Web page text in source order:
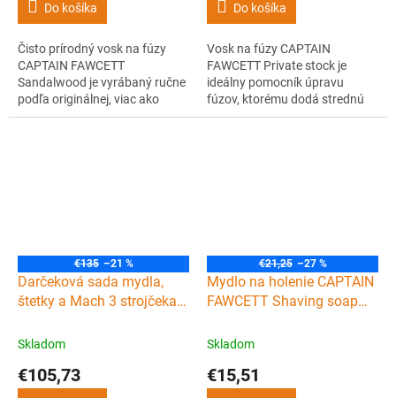
Do košíka
Čisto prírodný vosk na fúzy
CAPTAIN FAWCETT
Sandalwood je vyrábaný ručne
podľa originálnej, viac ako
storočnej receptúry. Poteší vás
Do košíka
Vosk na fúzy CAPTAIN
FAWCETT Private stock je
ideálny pomocník úpravu
fúzov, ktorému dodá strednú
fixáciu a očarujúcu vôňu po
€135 –21 %
Darčeková sada mydla,
štetky a Mach 3 strojčeka
FAWCETT Scapicchio
Skladom
€105,73
€21,25 –27 %
Mydlo na holenie CAPTAIN
FAWCETT Shaving soap
Skladom
€15,51